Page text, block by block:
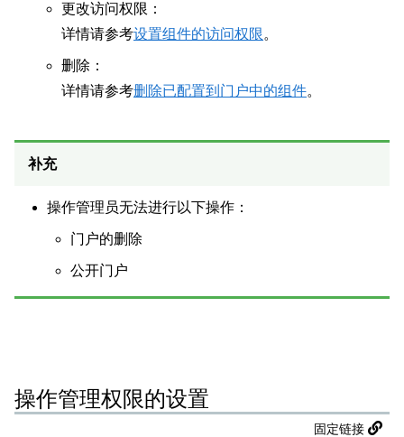
更改访问权限：
详情请参考设置组件的访问权限。
删除：
详情请参考删除已配置到门户中的组件。
补充
操作管理员无法进行以下操作：
门户的删除
公开门户
操作管理权限的设置
固定链接